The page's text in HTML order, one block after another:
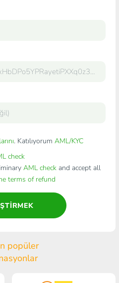
. Katılıyorum AML/KYC
check
AML checkand accept all
terms of refund
popüler